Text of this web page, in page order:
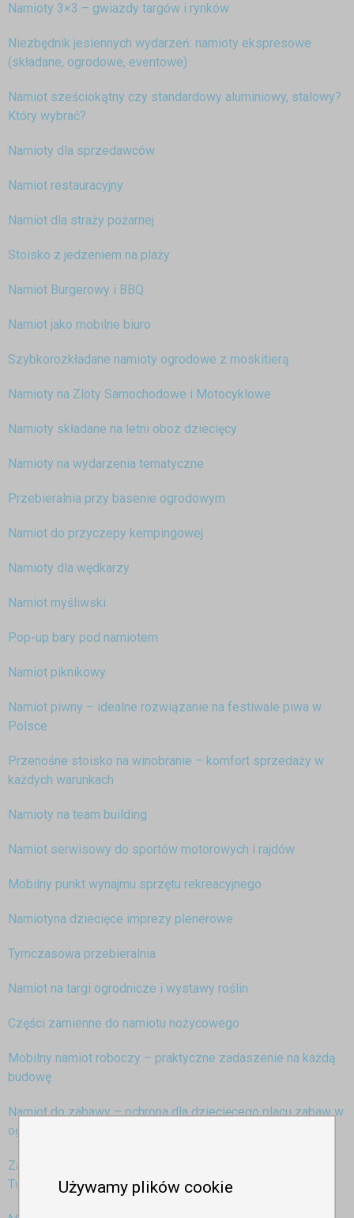
Namioty 3×3 – gwiazdy targów i rynków
Niezbędnik jesiennych wydarzeń: namioty ekspresowe
(składane, ogrodowe, eventowe)
Namiot sześciokątny czy standardowy aluminiowy, stalowy?
Który wybrać?
Namioty dla sprzedawców
Namiot restauracyjny
Namiot dla straży pożarnej
Stoisko z jedzeniem na plaży
Namiot Burgerowy i BBQ
Namiot jako mobilne biuro
Szybkorozkładane namioty ogrodowe z moskitierą
Namioty na Zloty Samochodowe i Motocyklowe
Namioty składane na letni oboz dziecięcy
Namioty na wydarzenia tematyczne
Przebieralnia przy basenie ogrodowym
Namiot do przyczepy kempingowej
Namioty dla wędkarzy
Namiot myśliwski
Pop-up bary pod namiotem
Namiot piknikowy
Namiot piwny – idealne rozwiązanie na festiwale piwa w
Polsce
Przenośne stoisko na winobranie – komfort sprzedaży w
każdych warunkach
Namioty na team building
Namiot serwisowy do sportów motorowych i rajdów
Mobilny punkt wynajmu sprzętu rekreacyjnego
Namiotyna dziecięce imprezy plenerowe
Tymczasowa przebieralnia
Namiot na targi ogrodnicze i wystawy roślin
Części zamienne do namiotu nożycowego
Mobilny namiot roboczy – praktyczne zadaszenie na każdą
budowę
Namiot do zabawy – ochrona dla dziecięcego placu zabaw w
ogrodzie
Zadaszenie i osłona nad jacuzzi – idealne rozwiązanie dla
Twojej strefy relaksu
Używamy plików cookie